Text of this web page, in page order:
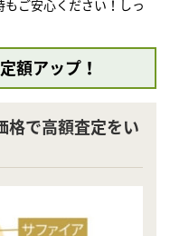
ご安心ください！しっ
額アップ！
格で高額査定をい